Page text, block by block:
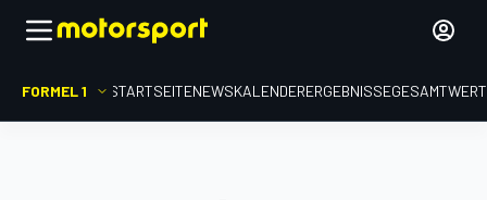
FORMEL 1 STARTSEITENEWSKALENDERERGEBNISSE